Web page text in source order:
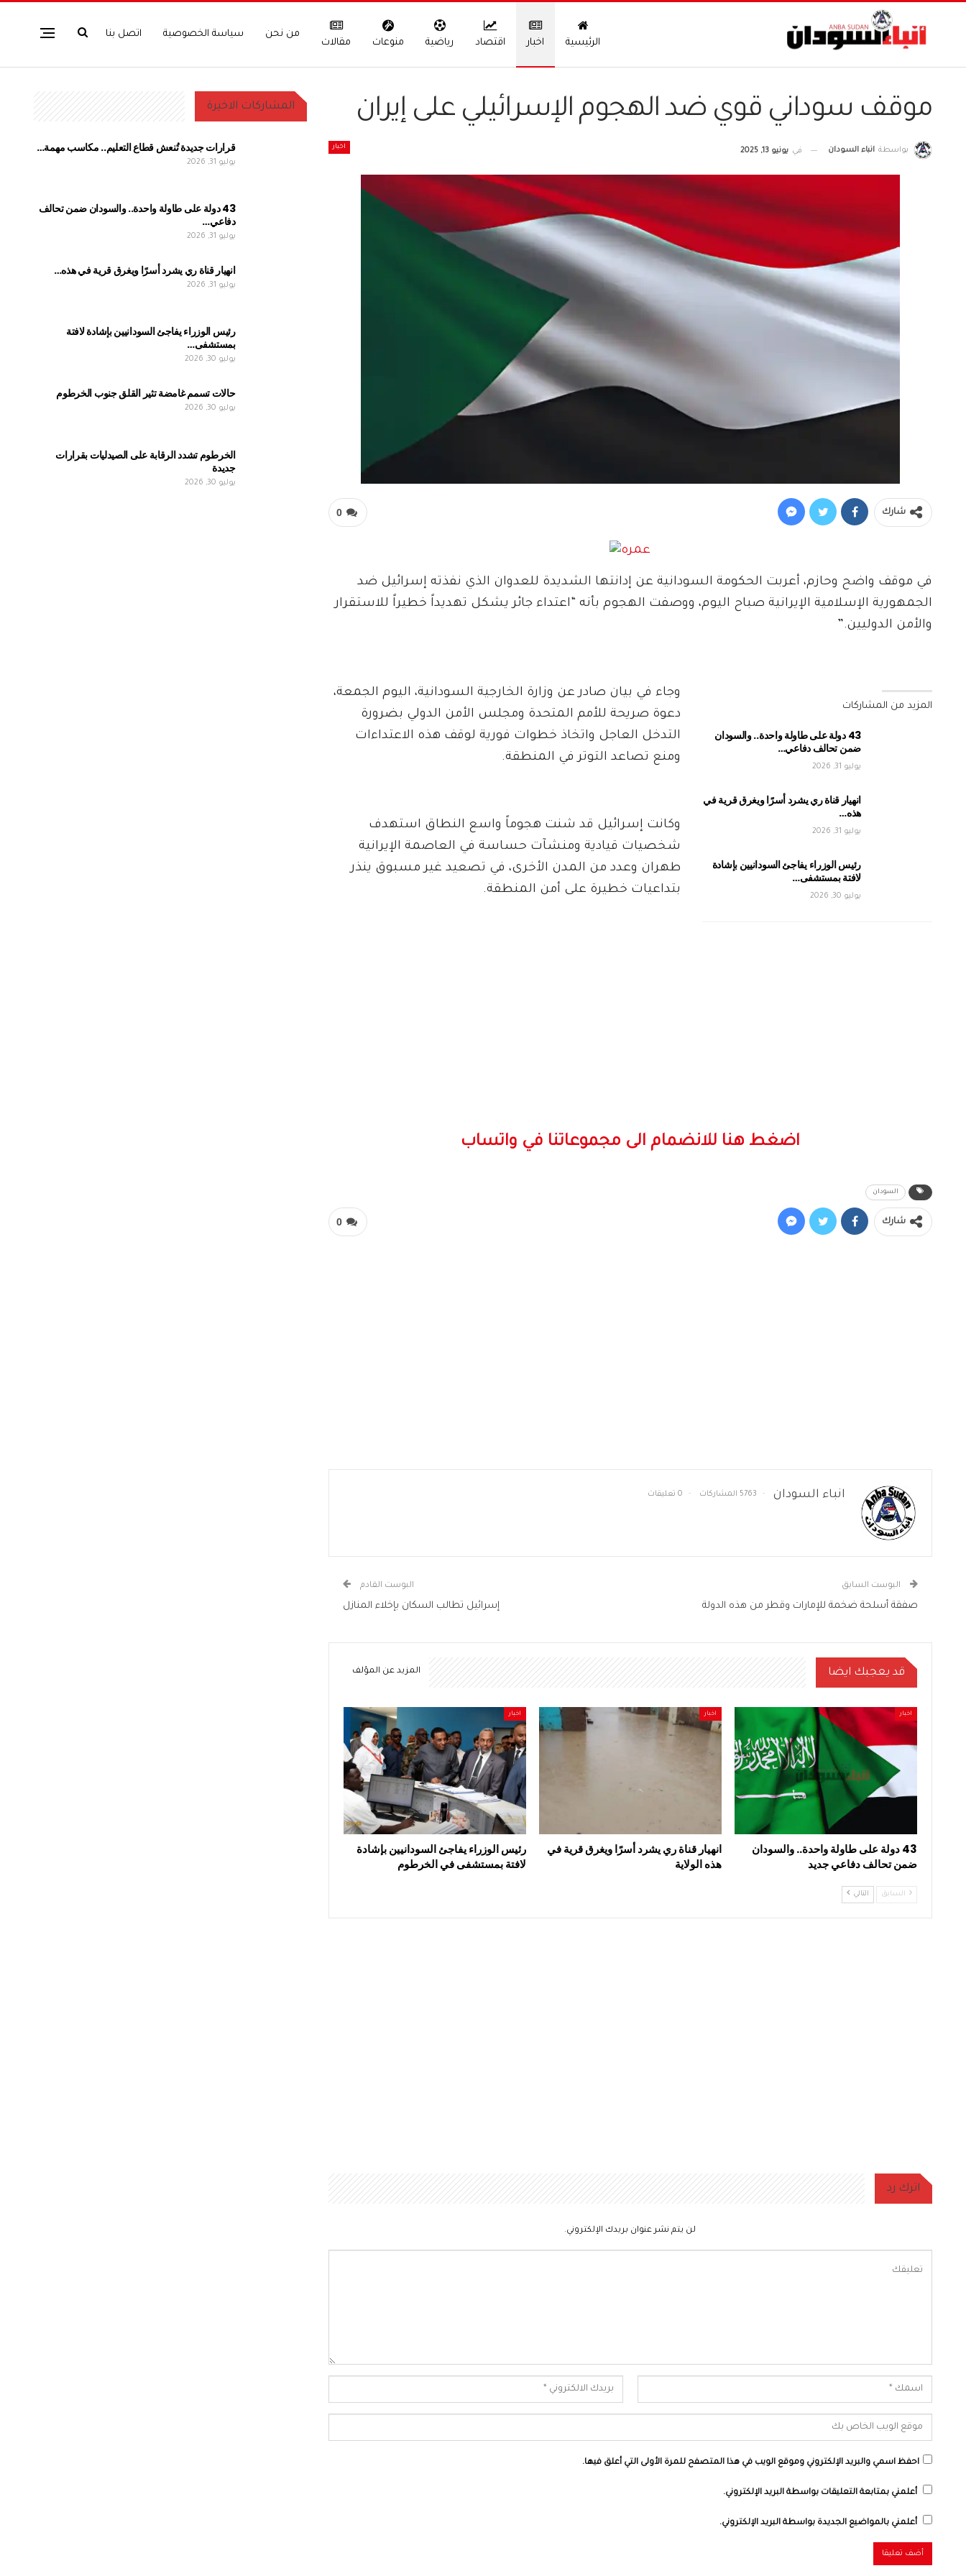
الرئيسية اخبار اقتصاد رياضية منوعات مقالات
من نحن سياسة الخصوصية اتصل بنا
موقف سوداني قوي ضد الهجوم الإسرائيلي على إيران
اخبار بواسطة انباء السودان في يونيو 13, 2025
0 شارك
في موقف واضح وحازم، أعربت الحكومة السودانية عن إدانتها الشديدة للعدوان الذي نفذته إسرائيل ضد
الجمهورية الإسلامية الإيرانية صباح اليوم، ووصفت الهجوم بأنه “اعتداء جائر يشكل تهديداً خطيراً للاستقرار
والأمن الدوليين.”
المزيد من المشاركات
43 دولة على طاولة واحدة.. والسودان
ضمن تحالف دفاعي…
يوليو 31, 2026
انهيار قناة ري يشرد أسرًا ويغرق قرية في
هذه…
يوليو 31, 2026
رئيس الوزراء يفاجئ السودانيين بإشادة
لافتة بمستشفى…
يوليو 30, 2026
وجاء في بيان صادر عن وزارة الخارجية السودانية، اليوم الجمعة،
دعوة صريحة للأمم المتحدة ومجلس الأمن الدولي بضرورة
التدخل العاجل واتخاذ خطوات فورية لوقف هذه الاعتداءات
ومنع تصاعد التوتر في المنطقة.
وكانت إسرائيل قد شنت هجوماً واسع النطاق استهدف
شخصيات قيادية ومنشآت حساسة في العاصمة الإيرانية
طهران وعدد من المدن الأخرى، في تصعيد غير مسبوق ينذر
بتداعيات خطيرة على أمن المنطقة.
اضغط هنا للانضمام الى مجموعاتنا في واتساب
السودان
0 شارك
انباء السودان 5763 المشاركات 0 تعليقات
البوست السابق
صفقة أسلحة ضخمة للإمارات وقطر من هذه الدولة
البوست القادم
إسرائيل تطالب السكان بإخلاء المنازل
قد يعجبك ايضا المزيد عن المؤلف
اخبار
43 دولة على طاولة واحدة.. والسودان
ضمن تحالف دفاعي جديد
اخبار
انهيار قناة ري يشرد أسرًا ويغرق قرية في
هذه الولاية
اخبار
رئيس الوزراء يفاجئ السودانيين بإشادة
لافتة بمستشفى في الخرطوم
السابق التالي
اترك رد
لن يتم نشر عنوان بريدك الإلكتروني.
احفظ اسمي والبريد الإلكتروني وموقع الويب في هذا المتصفح للمرة الأولى التي أعلق فيها.
أعلمني بمتابعة التعليقات بواسطة البريد الإلكتروني.
أعلمني بالمواضيع الجديدة بواسطة البريد الإلكتروني.
المشاركات الاخيرة
قرارات جديدة تُنعش قطاع التعليم.. مكاسب مهمة…
يوليو 31, 2026
43 دولة على طاولة واحدة.. والسودان ضمن تحالف
دفاعي…
يوليو 31, 2026
انهيار قناة ري يشرد أسرًا ويغرق قرية في هذه…
يوليو 31, 2026
رئيس الوزراء يفاجئ السودانيين بإشادة لافتة
بمستشفى…
يوليو 30, 2026
حالات تسمم غامضة تثير القلق جنوب الخرطوم
يوليو 30, 2026
الخرطوم تشدد الرقابة على الصيدليات بقرارات
جديدة
يوليو 30, 2026